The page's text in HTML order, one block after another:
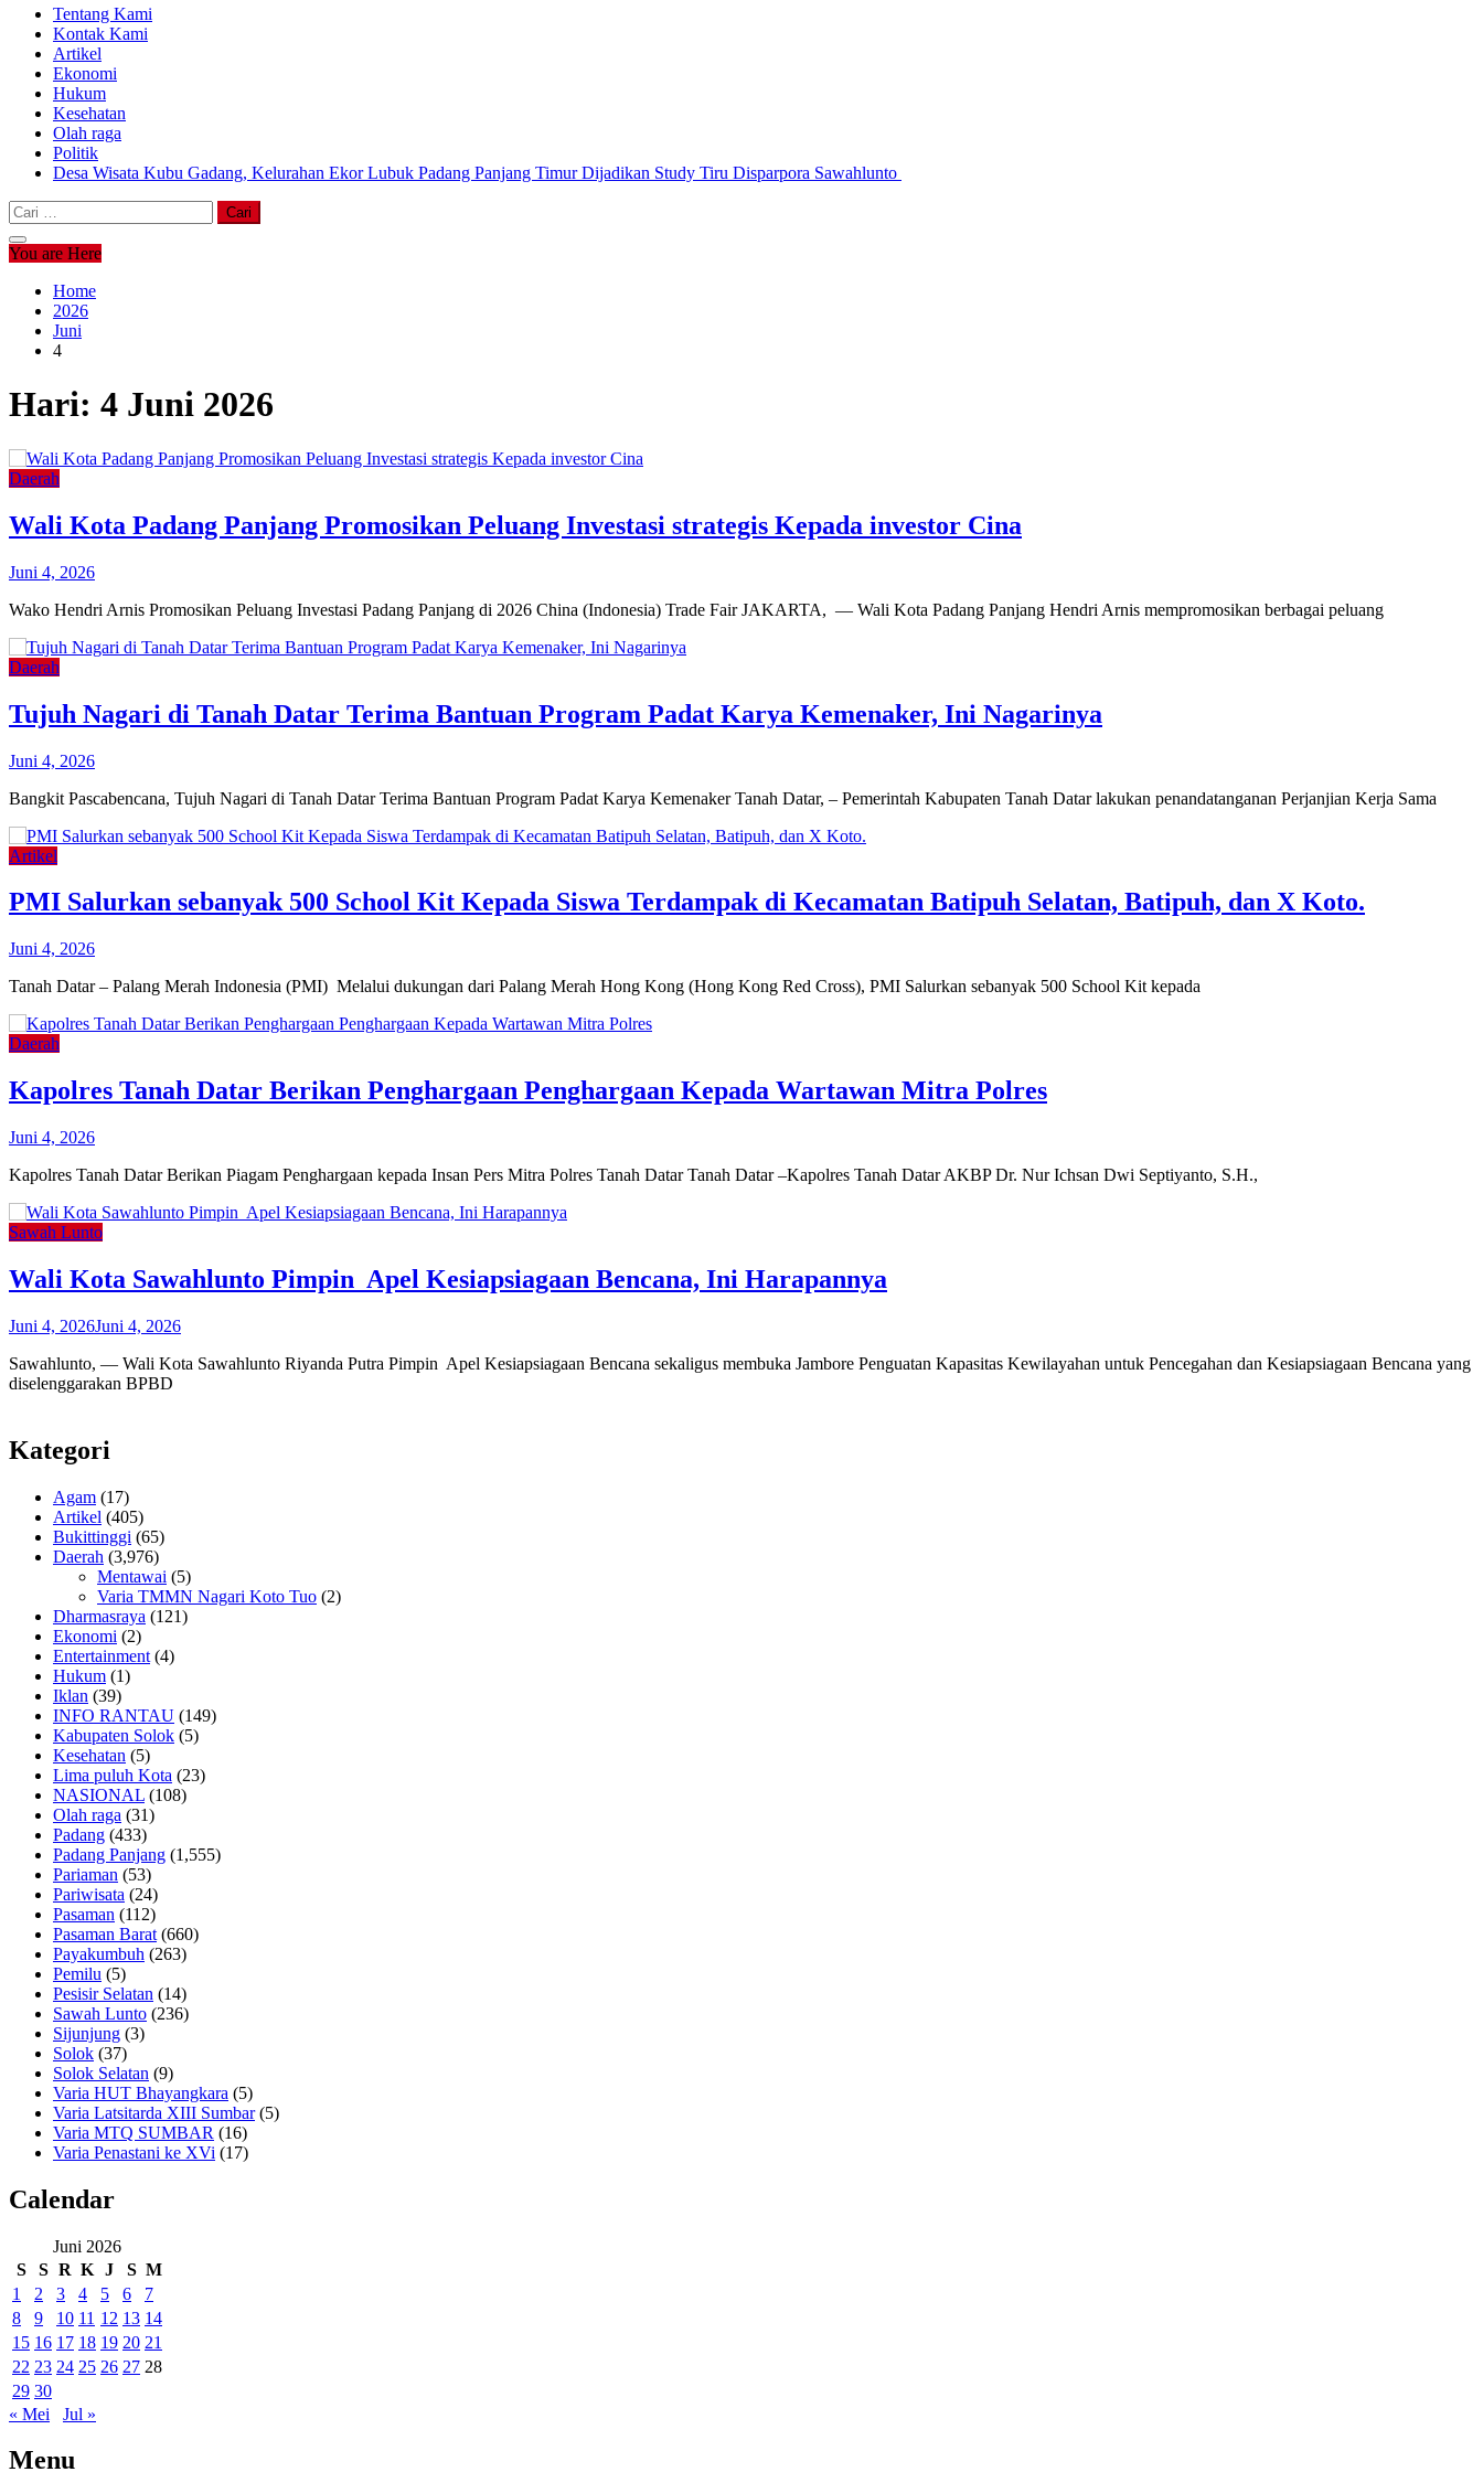
Tentang Kami
Kontak Kami
Artikel
Ekonomi
Hukum
Kesehatan
Olah raga
Politik
Desa Wisata Kubu Gadang, Kelurahan Ekor Lubuk Padang Panjang Timur Dijadikan Study Tiru Disparpora Sawahlunto
Cari
untuk:
You are Here
Home
2026
Juni
4
Hari: 4 Juni 2026
Daerah
Wali Kota Padang Panjang Promosikan Peluang Investasi strategis Kepada investor Cina
Juni 4, 2026
Wako Hendri Arnis Promosikan Peluang Investasi Padang Panjang di 2026 China (Indonesia) Trade Fair JAKARTA, — Wali Kota Padang Panjang Hendri Arnis mempromosikan berbagai peluang
Daerah
Tujuh Nagari di Tanah Datar Terima Bantuan Program Padat Karya Kemenaker, Ini Nagarinya
Juni 4, 2026
Bangkit Pascabencana, Tujuh Nagari di Tanah Datar Terima Bantuan Program Padat Karya Kemenaker Tanah Datar, – Pemerintah Kabupaten Tanah Datar lakukan penandatanganan Perjanjian Kerja Sama
Artikel
PMI Salurkan sebanyak 500 School Kit Kepada Siswa Terdampak di Kecamatan Batipuh Selatan, Batipuh, dan X Koto.
Juni 4, 2026
Tanah Datar – Palang Merah Indonesia (PMI) Melalui dukungan dari Palang Merah Hong Kong (Hong Kong Red Cross), PMI Salurkan sebanyak 500 School Kit kepada
Daerah
Kapolres Tanah Datar Berikan Penghargaan Penghargaan Kepada Wartawan Mitra Polres
Juni 4, 2026
Kapolres Tanah Datar Berikan Piagam Penghargaan kepada Insan Pers Mitra Polres Tanah Datar Tanah Datar –Kapolres Tanah Datar AKBP Dr. Nur Ichsan Dwi Septiyanto, S.H.,
Sawah Lunto
Wali Kota Sawahlunto Pimpin Apel Kesiapsiagaan Bencana, Ini Harapannya
Juni 4, 2026Juni 4, 2026
Sawahlunto, — Wali Kota Sawahlunto Riyanda Putra Pimpin Apel Kesiapsiagaan Bencana sekaligus membuka Jambore Penguatan Kapasitas Kewilayahan untuk Pencegahan dan Kesiapsiagaan Bencana yang
diselenggarakan BPBD
Kategori
Agam (17)
Artikel (405)
Bukittinggi (65)
Daerah (3,976)
Mentawai (5)
Varia TMMN Nagari Koto Tuo (2)
Dharmasraya (121)
Ekonomi (2)
Entertainment (4)
Hukum (1)
Iklan (39)
INFO RANTAU (149)
Kabupaten Solok (5)
Kesehatan (5)
Lima puluh Kota (23)
NASIONAL (108)
Olah raga (31)
Padang (433)
Padang Panjang (1,555)
Pariaman (53)
Pariwisata (24)
Pasaman (112)
Pasaman Barat (660)
Payakumbuh (263)
Pemilu (5)
Pesisir Selatan (14)
Sawah Lunto (236)
Sijunjung (3)
Solok (37)
Solok Selatan (9)
Varia HUT Bhayangkara (5)
Varia Latsitarda XIII Sumbar(5)
Varia MTQ SUMBAR (16)
Varia Penastani ke XVi (17)
Calendar
Juni 2026
S
S R K J S M
1
2 3 4 5 6
7
8
9 10 11 12 13 14
15 16 17 18 19 20 21
22 23 24 25 26 27 28
29 30
« Mei
Jul »
Menu